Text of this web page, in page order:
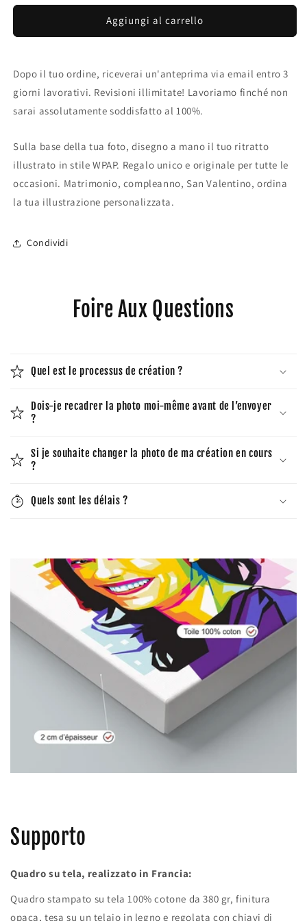
Aggiungi al carrello
Dopo il tuo ordine, riceverai un'anteprima via email entro 3
giorni lavorativi. Revisioni illimitate! Lavoriamo finché non
sarai assolutamente soddisfatto al 100%.
Sulla base della tua foto, disegno a mano il tuo ritratto
illustrato in stile WPAP. Regalo unico e originale per tutte le
occasioni. Matrimonio, compleanno, San Valentino, ordina
la tua illustrazione personalizzata.
Condividi
Foire Aux Questions
Quel est le processus de création ?
Dois-je recadrer la photo moi-même avant de l’envoyer
?
Si je souhaite changer la photo de ma création en cours
?
Quels sont les délais ?
Supporto
Quadro su tela, realizzato in Francia:
Quadro stampato su tela 100% cotone da 380 gr, finitura
opaca, tesa su un telaio in legno e regolata con chiavi di